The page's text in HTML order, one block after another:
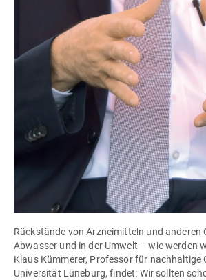
Rückstände von Arzneimitteln und anderen
Abwasser und in der Umwelt – wie werden
Klaus Kümmerer, Professor für nachhaltige
Universität Lüneburg, findet: Wir sollten